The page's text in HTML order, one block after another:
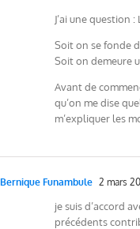
J’ai une question
Soit on se fonde
Soit on demeure
Avant de
qu’on me dise
m’expliquer les
Bernique Funambule 2 mars
je suis d’accord
précédents